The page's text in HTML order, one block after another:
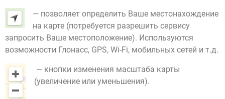
— позволяет определить Ваше местонахождение
на карте (потребуется разрешить сервису
запросить Ваше местоположение). Используются
возможности Глонасс, GPS, Wi-Fi, мобильных сетей и т.д.
— кнопки изменения масштаба карты
(увеличение или уменьшения).